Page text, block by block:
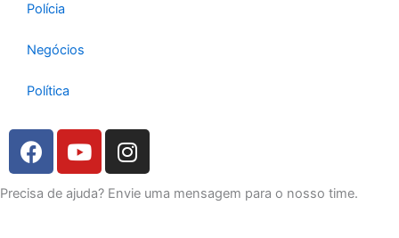
Polícia
Negócios
Política
F
a
c
e
Y
o
u
t
I
n
s
t
Precisa de ajuda? Envie uma mensagem para o nosso time.